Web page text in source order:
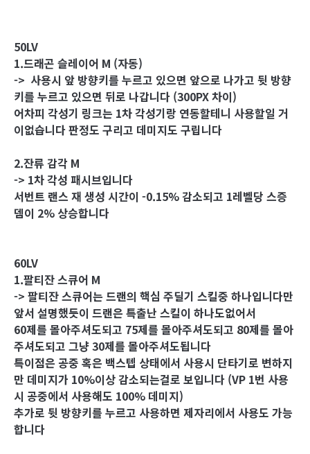
50LV
1.드래곤 슬레이어 M (자동)
-> 사용시 앞 방향키를 누르고 있으면 앞으로 나가고 뒷 방향
키를 누르고 있으면 뒤로 나갑니다 (300PX 차이)
어차피 각성기 링크는 1차 각성기랑 연동할테니 사용할일 거
이없습니다 판정도 구리고 데미지도 구립니다
2.잔류 감각 M
-> 1차 각성 패시브입니다
서번트 랜스 재 생성 시간이 -0.15% 감소되고 1레벨당 스증
뎀이 2% 상승합니다
60LV
1.팔티잔 스큐어 M
-> 팔티잔 스큐어는 드랜의 핵심 주딜기 스킬중 하나입니다만
앞서 설명했듯이 드랜은 특출난 스킬이 하나도없어서
60제를 몰아주셔도되고 75제를 몰아주셔도되고 80제를 몰아
주셔도되고 그냥 30제를 몰아주셔도됩니다
특이점은 공중 혹은 백스텝 상태에서 사용시 단타기로 변하지
만 데미지가 10%이상 감소되는걸로 보입니다 (VP 1번 사용
시 공중에서 사용해도 100% 데미지)
추가로 뒷 방향키를 누르고 사용하면 제자리에서 사용도 가능
합니다